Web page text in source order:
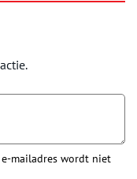
mailadres wordt niet